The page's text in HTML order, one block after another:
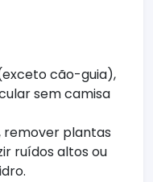
cão-guia),
sem camisa
plantas
ruídos altos ou